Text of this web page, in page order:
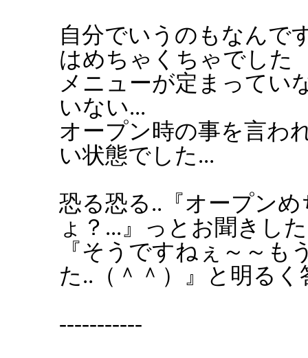
自分でいうのもなんで
はめちゃくちゃでした
メニューが定まってい
いない...
オープン時の事を言わ
い状態でした...
恐る恐る..『オープン
ょ？...』っとお聞きし
『そうですねぇ～～
た..（＾＾）』と明る
-----------